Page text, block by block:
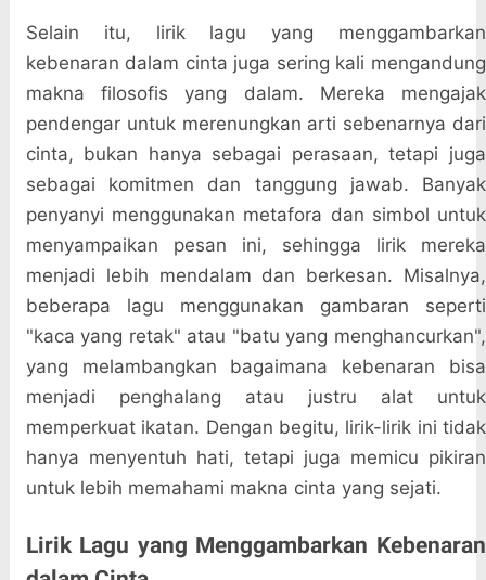
Selain itu, lirik lagu yang menggambarkan
kebenaran dalam cinta juga sering kali mengandung
makna filosofis yang dalam. Mereka mengajak
pendengar untuk merenungkan arti sebenarnya dari
cinta, bukan hanya sebagai perasaan, tetapi juga
sebagai komitmen dan tanggung jawab. Banyak
penyanyi menggunakan metafora dan simbol untuk
menyampaikan pesan ini, sehingga lirik mereka
menjadi lebih mendalam dan berkesan. Misalnya,
beberapa lagu menggunakan gambaran seperti
"kaca yang retak" atau "batu yang menghancurkan",
yang melambangkan bagaimana kebenaran bisa
menjadi penghalang atau justru alat untuk
memperkuat ikatan. Dengan begitu, lirik-lirik ini tidak
hanya menyentuh hati, tetapi juga memicu pikiran
untuk lebih memahami makna cinta yang sejati.
Lirik Lagu yang Menggambarkan Kebenaran